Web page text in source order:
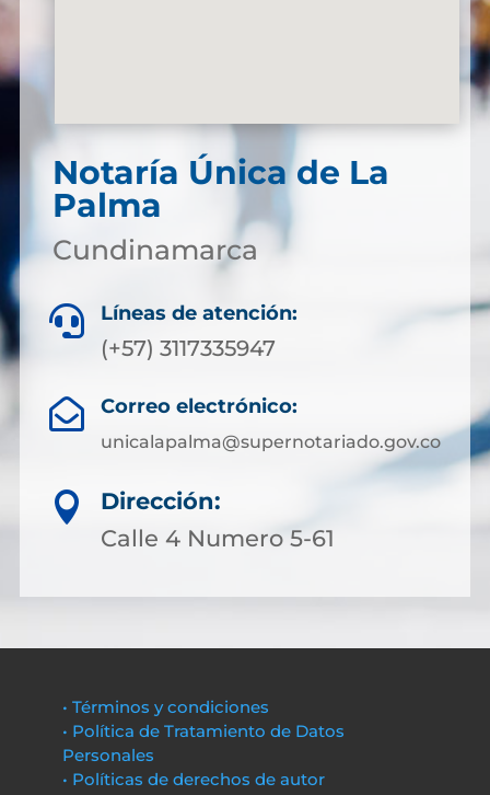
Notaría Única de La
Palma
Cundinamarca
 Líneas de atención:
(+57) 3117335947
 Correo electrónico:
unicalapalma@supernotariado.gov.co

Dirección:
Calle 4 Numero 5-61
• Términos y condiciones
• Política de Tratamiento de Datos
Personales
• Políticas de derechos de autor